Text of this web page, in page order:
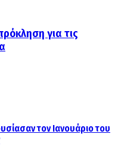
για τις